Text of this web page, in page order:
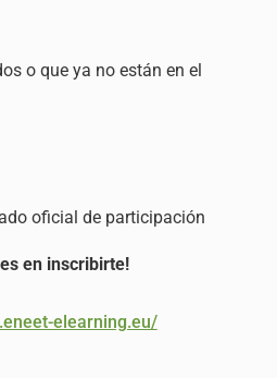
o que ya no están en el
oficial de participación
en inscribirte!
elearning.eu/